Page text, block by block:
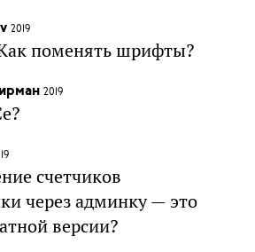
2019
поменять шрифты?
2019
счетчиков
через админку — это
версии?